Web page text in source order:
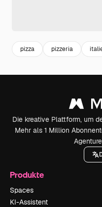
pizza pizzeria
Die kreative Plattform, um
Mehr als 1 Million
Produkte
Spaces
KI-Assistent